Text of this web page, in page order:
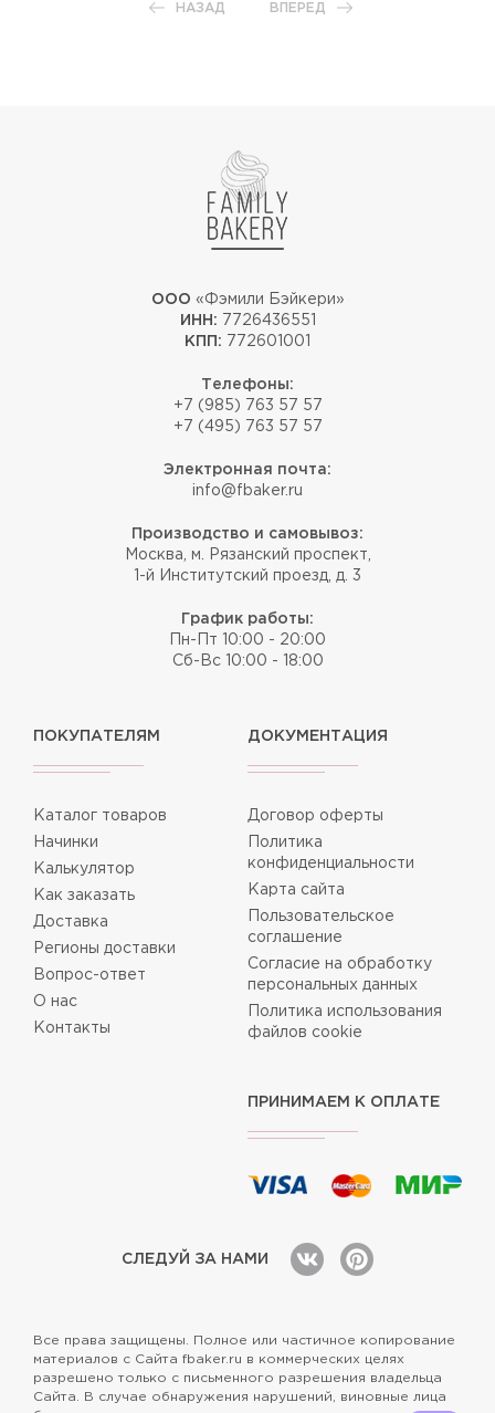
НАЗАД ВПЕРЕД
ООО «Фэмили Бэйкери»
ИНН: 7726436551
КПП: 772601001
Телефоны:
+7 (985) 763 57 57
+7 (495) 763 57 57
Электронная почта:
info@fbaker.ru
Производство и самовывоз:
Москва, м. Рязанский проспект,
1-й Институтский проезд, д. 3
График работы:
Пн-Пт 10:00 - 20:00
Сб-Вс 10:00 - 18:00
ПОКУПАТЕЛЯМ
Каталог товаров
Начинки
Калькулятор
Как заказать
Доставка
Регионы доставки
Вопрос-ответ
О нас
Контакты
ДОКУМЕНТАЦИЯ
Договор оферты
Политика
конфиденциальности
Карта сайта
Пользовательское
соглашение
Согласие на обработку
персональных данных
Политика использования
файлов cookie
ПРИНИМАЕМ К ОПЛАТЕ
СЛЕДУЙ ЗА НАМИ
Все права защищены. Полное или частичное копирование
материалов с Сайта fbaker.ru в коммерческих целях
разрешено только с письменного разрешения владельца
Сайта. В случае обнаружения нарушений, виновные лица